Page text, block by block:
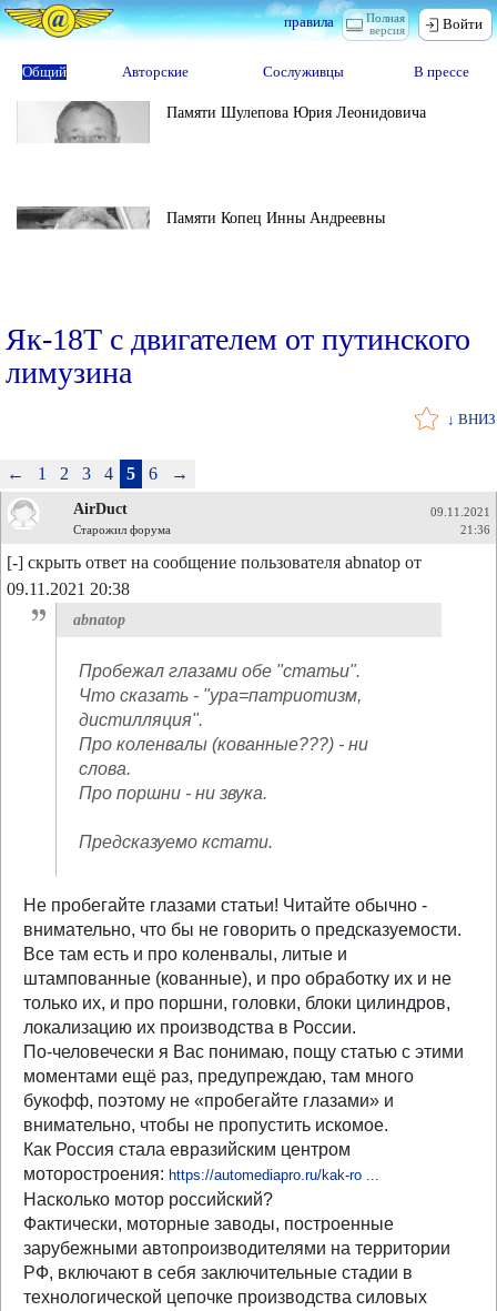
Полная
версия
правила Войти
Общий Авторские Сослуживцы В прессе
Памяти Шулепова Юрия Леонидовича
Памяти Копец Инны Андреевны
Як-18Т с двигателем от путинского
лимузина
↓ ВНИЗ
← 1 2 3 4 5 6 →
AirDuct
Старожил форума
09.11.2021
21:36
[-] скрыть ответ на сообщение пользователя abnatop от
09.11.2021 20:38
abnatop
Пробежал глазами обе "статьи".
Что сказать - "ура=патриотизм,
дистилляция".
Про коленвалы (кованные???) - ни
слова.
Про поршни - ни звука.
Предсказуемо кстати.
Не пробегайте глазами статьи! Читайте обычно -
внимательно, что бы не говорить о предсказуемости.
Все там есть и про коленвалы, литые и
штампованные (кованные), и про обработку их и не
только их, и про поршни, головки, блоки цилиндров,
локализацию их производства в России.
По-человечески я Вас понимаю, пощу статью с этими
моментами ещё раз, предупреждаю, там много
букофф, поэтому не «пробегайте глазами» и
внимательно, чтобы не пропустить искомое.
Как Россия стала евразийским центром
моторостроения: https://automediapro.ru/kak-ro ...
Насколько мотор российский?
Фактически, моторные заводы, построенные
зарубежными автопроизводителями на территории
РФ, включают в себя заключительные стадии в
технологической цепочке производства силовых